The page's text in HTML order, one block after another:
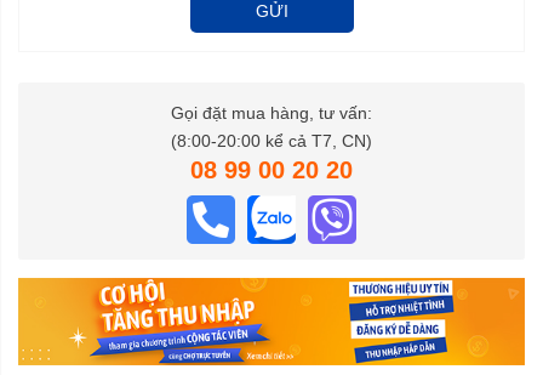
GỬI
Gọi đặt mua hàng, tư vấn:
(8:00-20:00 kể cả T7, CN)
08 99 00 20 20